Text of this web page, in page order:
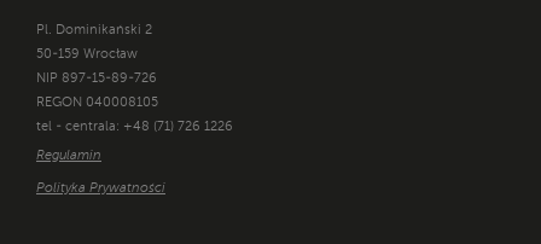
Pl. Dominikański 2
50-159 Wrocław
NIP 897-15-89-726
REGON 040008105
tel - centrala: +48 (71) 726 1226
Regulamin
Polityka Prywatności